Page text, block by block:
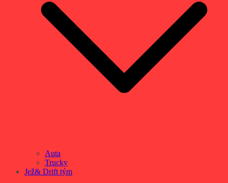
Auta
Trucky
Jež& Drift tým